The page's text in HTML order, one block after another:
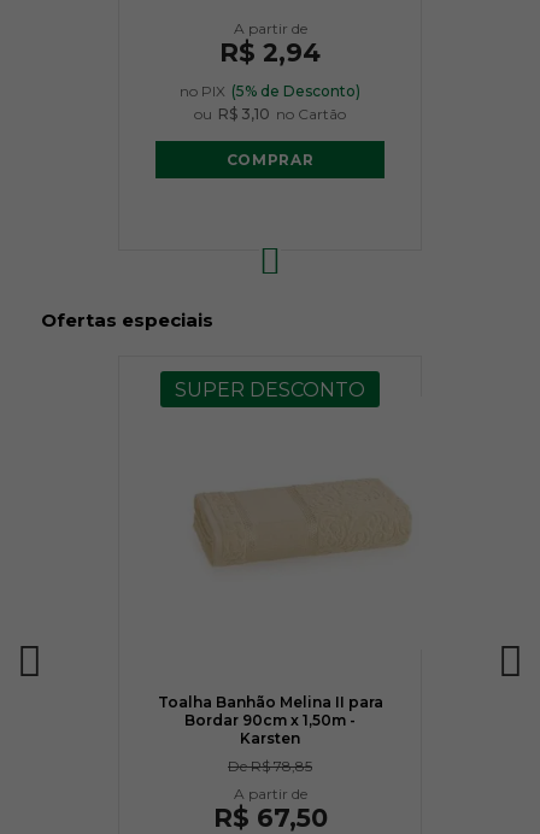
R$ 2,94
no PIX (5% de Desconto)
ou R$ 3,10 no Cartão
COMPRAR
Ofertas especiais
SUPER DESCONTO
Toalha Banhão Melina II para
Bordar 90cm x 1,50m -
Karsten
DeR$ 78,85
R$ 67,50